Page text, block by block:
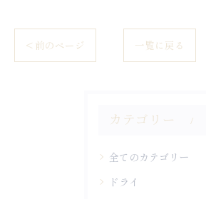
< 前のページ 一覧に戻る
カテゴリー
全てのカテゴリー
ドライ